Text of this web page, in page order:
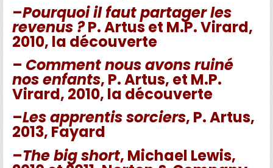
–Pourquoi il faut partager les
revenus ?P. Artus et M.P. Virard,
2010, la découverte
– Comment nous avons ruiné
nos enfants, P. Artus, et M.P.
Virard, 2010, la découverte
–Les apprentis sorciers, P. Artus,
2013, Fayard
–The big short, Michael Lewis,